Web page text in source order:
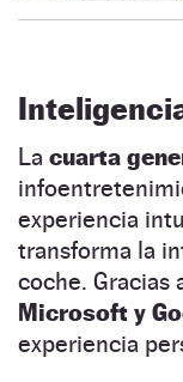
La cuarta
experiencia
transforma la
coche. Gracias
Microsoft y
experiencia